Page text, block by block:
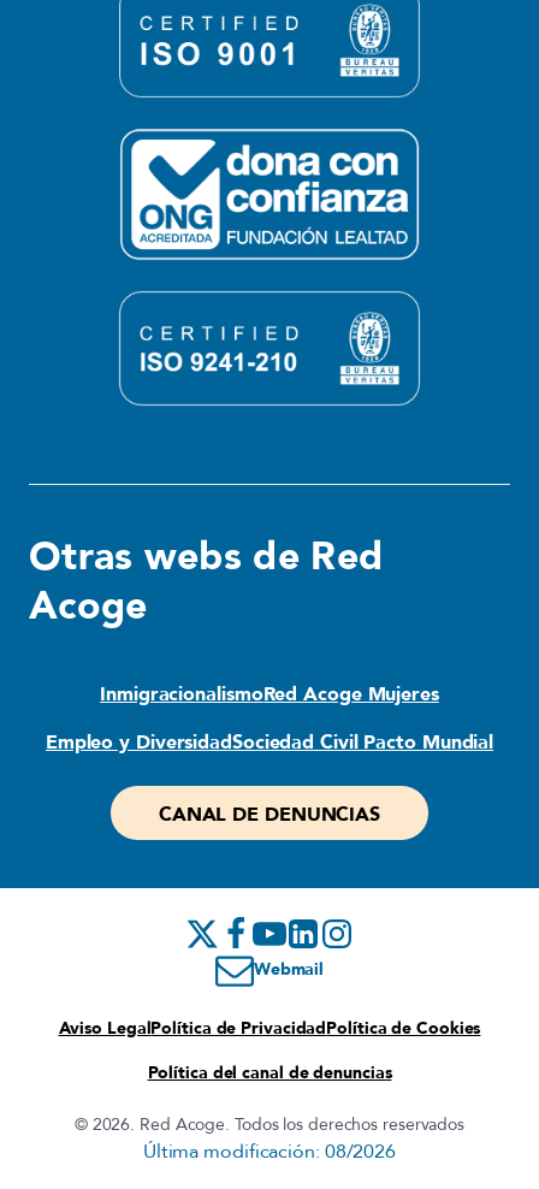
Otras webs de Red
Acoge
InmigracionalismoRed Acoge Mujeres
Empleo y DiversidadSociedad Civil Pacto Mundial
CANAL DE DENUNCIAS
Webmail
Aviso LegalPolítica de PrivacidadPolítica de Cookies
Política del canal de denuncias
© 2026. Red Acoge. Todos los derechos reservados
Última modificación: 08/2026